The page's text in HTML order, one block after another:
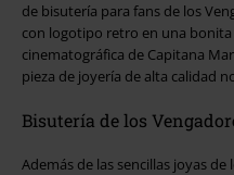
de bisutería para fans de los
con logotipo retro en una bonita
cinematográfica de Capitana
pieza de joyería de alta calidad
Bisutería de los
Además de las sencillas joyas